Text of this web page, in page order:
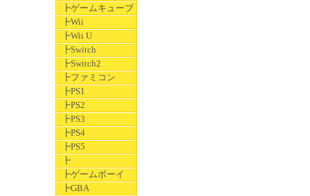
┣ゲームキューブ
┣Wii
┣Wii U
┣Switch
┣Switch2
┣ファミコン
┣PS1
┣PS2
┣PS3
┣PS4
┣PS5
┣
┣ゲームボーイ
┣GBA